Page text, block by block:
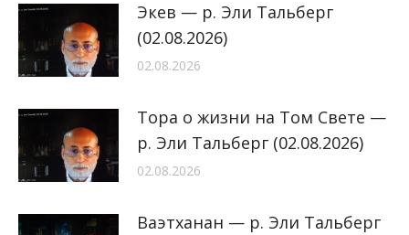
Экев — р. Эли Тальберг
(02.08.2026)
02.08.2026
Тора о жизни на Том Свете —
р. Эли Тальберг (02.08.2026)
02.08.2026
Ваэтханан — р. Эли Тальберг